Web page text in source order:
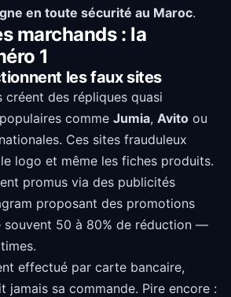
en toute sécurité au Maroc.
marchands : la
1
les faux sites
créent des répliques quasi
comme Jumia, Avito ou
Ces sites frauduleux
logo et même les fiches produits.
promus via des publicités
proposant des promotions
50 à 80% de réduction —
effectué par carte bancaire,
jamais sa commande. Pire encore :